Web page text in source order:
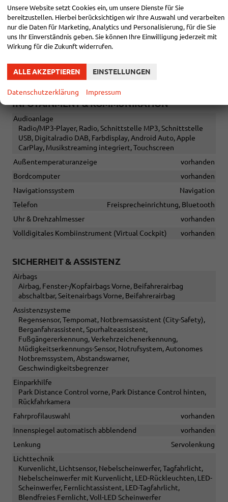
Raucherpaket
Sitze
Isofix (Kindersitzbefestigung), Rücksitzbank hinten geteilt,
Sitzheizung, Isofix Beifahrersitz
Sitze: Lordosenstütze
Sitze: Verstellbarkeit
Höhenverstellbarer Fahrer- und Beifahrersitz
INFOTAINMENT & KOMMUNIKATION
Audioanlage
Radio/MP3-Player, Radio, Schnittstelle MP3, Schnittstelle
USB, Digitalradio DAB, Farbdisplay, Android Auto, Apple
CarPlay, Musikstreaming integriert, Touchscreen
Außentemperaturanzeige
vorhanden
Bordcomputer
vorhanden
Navigationssystem
Navigation
Telefon
Freisprecheinrichtung, Bluetooth
Uhr & Drehzahlmesser
vorhanden
Volldigitales Kombiinstrument (Virtual Cockpit)
vorhanden
SICHERHEIT & ASSISTENZ
Airbags
Airbag, Fenster-/Kopfairbags Vorne, Beifahrerairbag
abschaltbar, Seitenairbags Vorne, Beifahrerairbag
Assistenzsysteme
Regensensor, Tempomat, Notbremsassistent (City-Safety),
Berganfahrassistent, Spurhalteassistent,
Fußgängererkennung, Verkehrzeichenerkennung,
Müdigkeitserkennungs-Sensor, Notrufsystem, Autonomes
Notbremssystem, Abstandswarner,
Geschwindigkeitsbegrenzer
Einparkhilfe
Park Distance Control vorne, Park Distance Control hinten,
Rückfahrkamera
Fahrprofilauswahl
vorhanden
Innenspiegel automatisch abblendend
vorhanden
Lenkung
Servolenkung
Lichttechnik
Kurvenlicht, Lichtsensor, Nebelscheinwerfer, Tagfahrlicht,
Nebelscheinwerfer mit Kurvenlicht, LED-Rückleuchten, LED-
Scheinwerfer, Fernlichtassistent, LED-Tagfahrlicht,
Blendfreies Fernlicht, Voll-LED Scheinwerfer
Unsere Website setzt Cookies ein, um unsere Dienste für Sie
bereitzustellen. Hierbei berücksichtigen wir Ihre Auswahl und verarbeiten
nur die Daten für Marketing, Analytics und Personalisierung, für die Sie
uns Ihr Einverständnis geben. Sie können Ihre Einwilligung jederzeit mit
Wirkung für die Zukunft widerrufen.
ALLE AKZEPTIEREN EINSTELLUNGEN
Datenschutzerklärung Impressum